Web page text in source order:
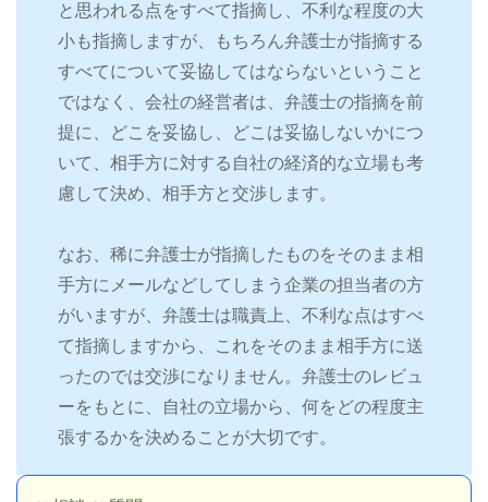
と思われる点をすべて指摘し、不利な程度の大
小も指摘しますが、もちろん弁護士が指摘する
すべてについて妥協してはならないということ
ではなく、会社の経営者は、弁護士の指摘を前
提に、どこを妥協し、どこは妥協しないかにつ
いて、相手方に対する自社の経済的な立場も考
慮して決め、相手方と交渉します。
なお、稀に弁護士が指摘したものをそのまま相
手方にメールなどしてしまう企業の担当者の方
がいますが、弁護士は職責上、不利な点はすべ
て指摘しますから、これをそのまま相手方に送
ったのでは交渉になりません。弁護士のレビュ
ーをもとに、自社の立場から、何をどの程度主
張するかを決めることが大切です。